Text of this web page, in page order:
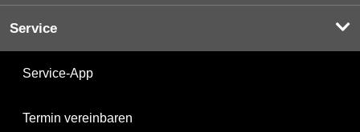
Service
Service-App
Termin vereinbaren